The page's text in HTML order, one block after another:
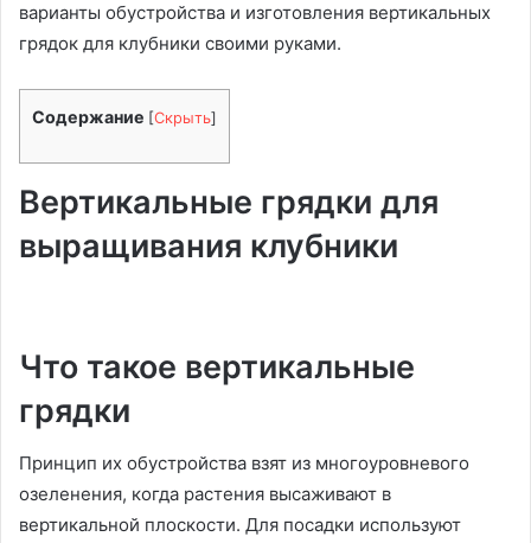
варианты обустройства и изготовления вертикальных
грядок для клубники своими руками.
Содержание [Скрыть]
Вертикальные грядки для
выращивания клубники
Что такое вертикальные
грядки
Принцип их обустройства взят из многоуровневого
озеленения, когда растения высаживают в
вертикальной плоскости. Для посадки используют